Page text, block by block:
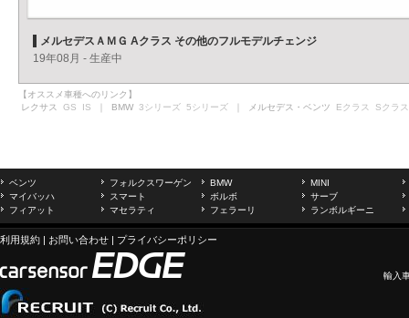
メルセデスＡＭＧ Aクラス その他のフルモデルチェンジ
19年08月 - 生産中
【オススメ車種へのリンク】
レクサス GS IS ｜ BMW 3シリーズ 5シリーズ ｜ メルセデス・ベンツ Eクラス Sクラス
ベンツ フォルクスワーゲン BMW
MINI
マイバッハ
スマート ボルボ
サーブ
フィアット
マセラティ フェラーリ ランボルギーニ
利用規約 | お問い合わせ | プライバシーポリシー
輸入